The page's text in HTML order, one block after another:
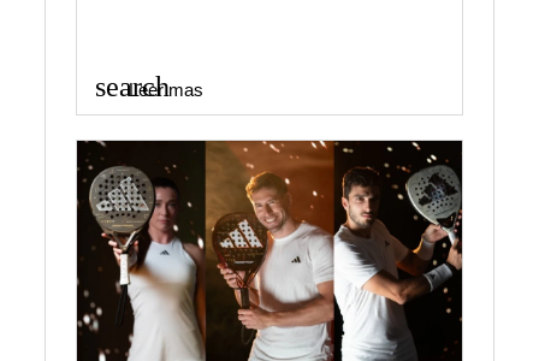
search
Leer mas